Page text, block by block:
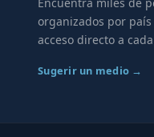
organizados por
acceso directo a
Sugerir un medio →